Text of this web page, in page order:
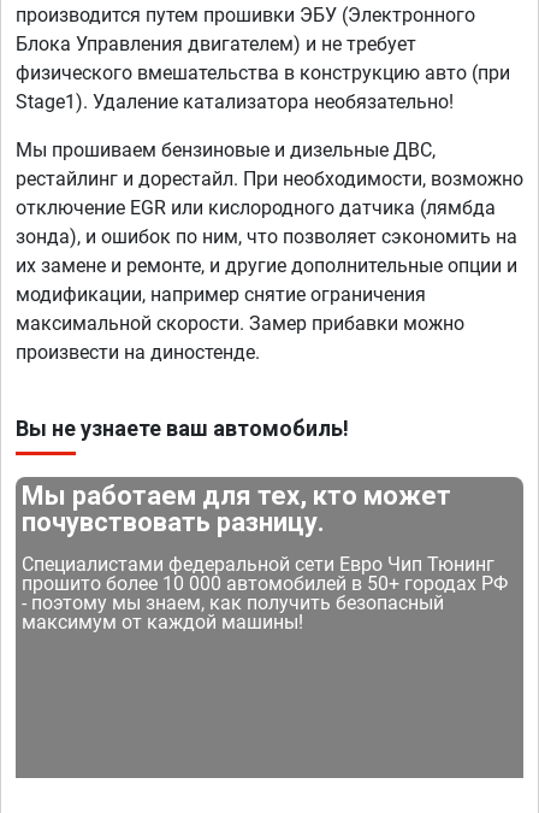
производится путем прошивки ЭБУ (Электронного
Блока Управления двигателем) и не требует
физического вмешательства в конструкцию авто (при
Stage1). Удаление катализатора необязательно!
Мы прошиваем бензиновые и дизельные ДВС,
рестайлинг и дорестайл. При необходимости, возможно
отключение EGR или кислородного датчика (лямбда
зонда), и ошибок по ним, что позволяет сэкономить на
их замене и ремонте, и другие дополнительные опции и
модификации, например снятие ограничения
максимальной скорости. Замер прибавки можно
произвести на диностенде.
Вы не узнаете ваш автомобиль!
Мы работаем для тех, кто может
почувствовать разницу.
Специалистами федеральной сети Евро Чип Тюнинг
прошито более 10 000 автомобилей в 50+ городах РФ
- поэтому мы знаем, как получить безопасный
максимум от каждой машины!